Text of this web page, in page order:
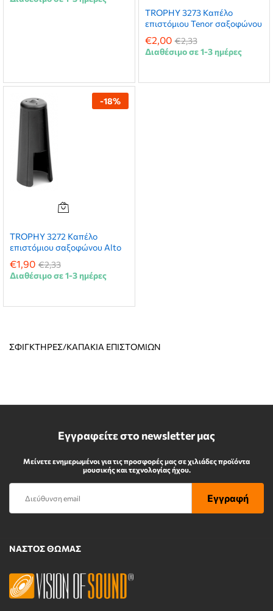
TROPHY 3273 Καπέλο
επιστόμιου Tenor σαξοφώνου
€2,00 €2,33
Διαθέσιμο σε 1-3 ημέρες
-18%
TROPHY 3272 Καπέλο
επιστόμιου σαξοφώνου Alto
€1,90 €2,33
Διαθέσιμο σε 1-3 ημέρες
ΣΦΙΓΚΤΗΡΕΣ/ΚΑΠΑΚΙΑ ΕΠΙΣΤΟΜΙΩΝ
Εγγραφείτε στο newsletter μας
Μείνετε ενημερωμένοι για τις προσφορές μας σε χιλιάδες προϊόντα
μουσικής και τεχνολογίας ήχου.
ΝΑΣΤΟΣ ΘΩΜΑΣ